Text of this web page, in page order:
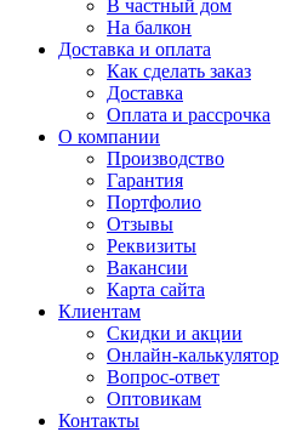
В частный дом
На балкон
Доставка и оплата
Как сделать заказ
Доставка
Оплата и рассрочка
О компании
Производство
Гарантия
Портфолио
Отзывы
Реквизиты
Вакансии
Карта сайта
Клиентам
Скидки и акции
Онлайн-калькулятор
Вопрос-ответ
Оптовикам
Контакты